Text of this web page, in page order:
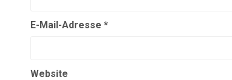
E-Mail-Adresse *
Website